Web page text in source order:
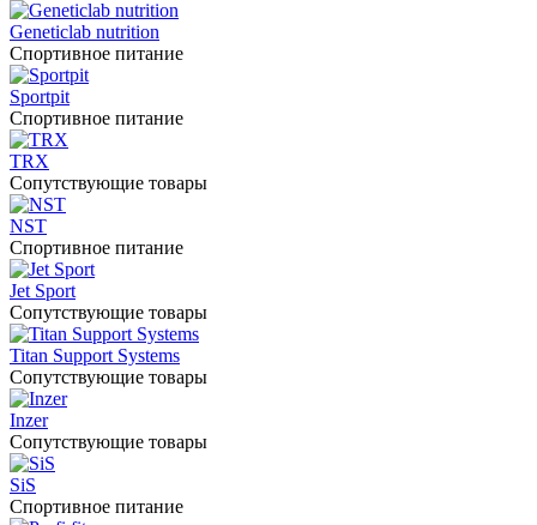
Geneticlab nutrition
Спортивное питание
Sportpit
Спортивное питание
TRX
Сопутствующие товары
NST
Спортивное питание
Jet Sport
Сопутствующие товары
Titan Support Systems
Сопутствующие товары
Inzer
Сопутствующие товары
SiS
Спортивное питание